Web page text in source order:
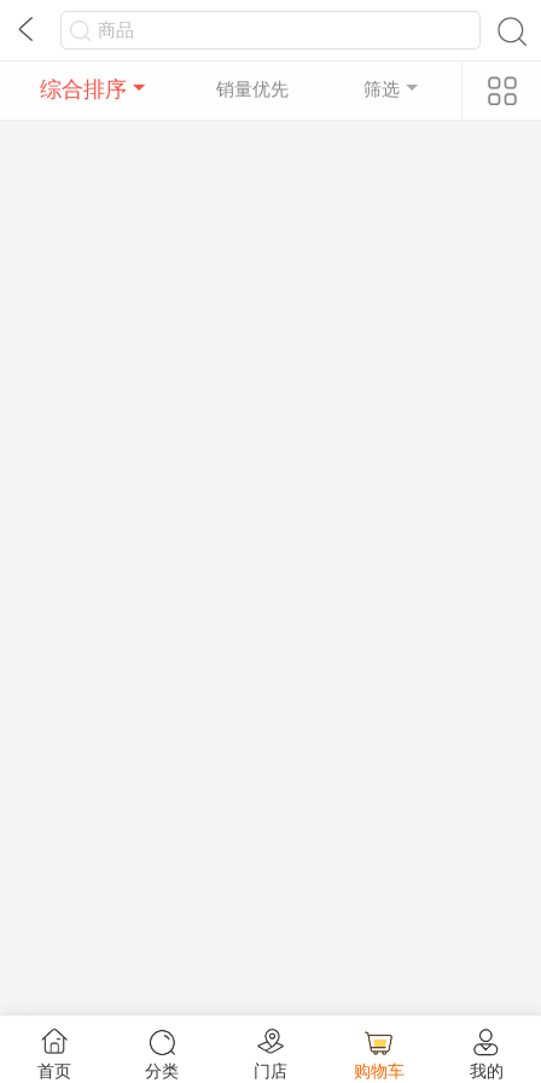
综合排序 销量优先 筛选
首页 分类 门店 购物车 我的